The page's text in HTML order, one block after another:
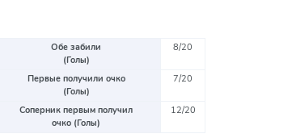
Обе забили
(Голы)
8/20
Первые получили очко
(Голы)
7/20
Соперник первым получил
очко (Голы)
12/20